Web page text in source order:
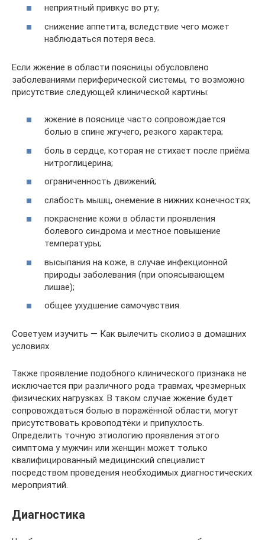
неприятный привкус во рту;
снижение аппетита, вследствие чего может
наблюдаться потеря веса.
Если жжение в области поясницы обусловлено
заболеваниями периферической системы, то возможно
присутствие следующей клинической картины:
жжение в пояснице часто сопровождается
болью в спине жгучего, резкого характера;
боль в сердце, которая не стихает после приёма
нитроглицерина;
ограниченность движений;
слабость мышц, онемение в нижних конечностях;
покраснение кожи в области проявления
болевого синдрома и местное повышение
температуры;
высыпания на коже, в случае инфекционной
природы заболевания (при опоясывающем
лишае);
общее ухудшение самочувствия.
Советуем изучить — Как вылечить сколиоз в домашних
условиях
Также проявление подобного клинического признака не
исключается при различного рода травмах, чрезмерных
физических нагрузках. В таком случае жжение будет
сопровождаться болью в поражённой области, могут
присутствовать кровоподтёки и припухлость.
Определить точную этиологию проявления этого
симптома у мужчин или женщин может только
квалифицированный медицинский специалист
посредством проведения необходимых диагностических
мероприятий.
Диагностика